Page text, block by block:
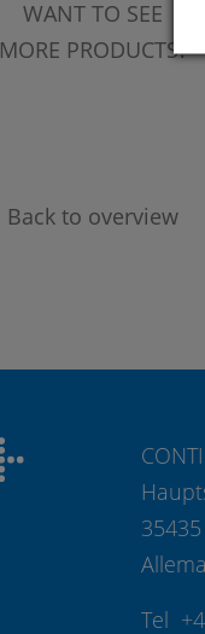
WANT TO SEE
MORE PRODUCTS?
Back to overview
Tel